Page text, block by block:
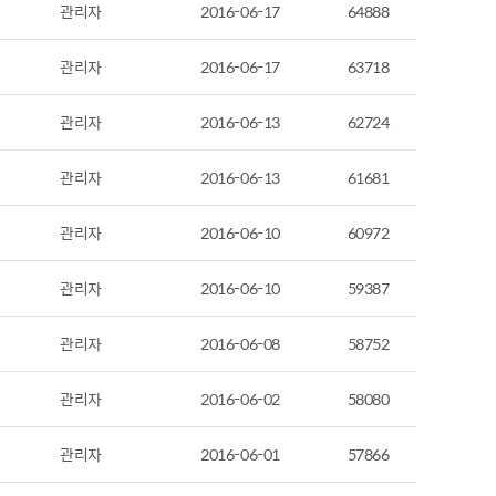
관리자 2016-06-17 64888
관리자 2016-06-17 63718
관리자 2016-06-13 62724
관리자 2016-06-13 61681
관리자 2016-06-10 60972
관리자 2016-06-10 59387
관리자 2016-06-08 58752
관리자 2016-06-02 58080
관리자 2016-06-01 57866